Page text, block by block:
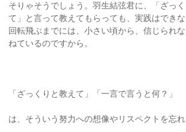
そりゃそうでしょう。羽生結弦君に、「ざっ
て」と言って教えてもらっても、実践はでき
回転飛ぶまでには、小さい頃から、信じられ
ねているのですから。
「ざっくりと教えて」「一言で言うと何？」
は、そういう努力への想像やリスペクトを忘れ